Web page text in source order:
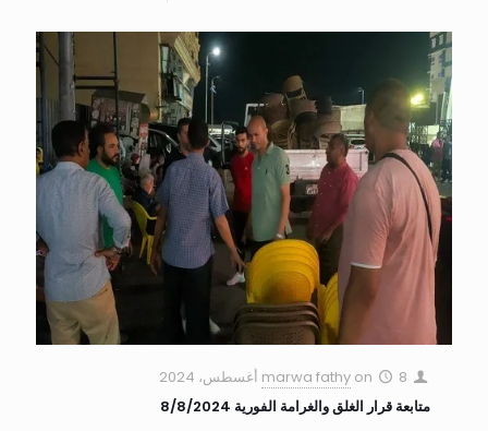
marwa fathy on
8 أغسطس، 2024
متابعة قرار الغلق والغرامة الفورية 8/8/2024